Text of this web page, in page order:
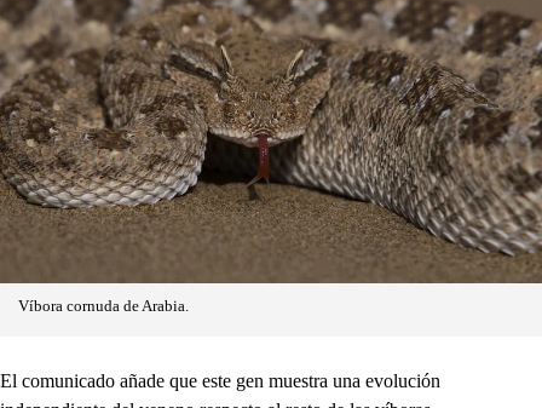
Víbora cornuda de Arabia.
El comunicado añade que este gen muestra una evolución